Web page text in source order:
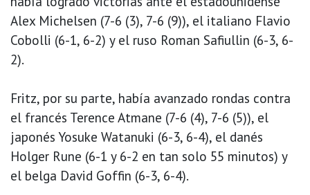
Alex Michelsen (7-6 (3), 7-6 (9)), el italiano Flavio
Cobolli (6-1, 6-2) y el ruso Roman Safiullin (6-3, 6-
2).
Fritz, por su parte, había avanzado rondas contra
el francés Terence Atmane (7-6 (4), 7-6 (5)), el
japonés Yosuke Watanuki (6-3, 6-4), el danés
Holger Rune (6-1 y 6-2 en tan solo 55 minutos) y
el belga David Goffin (6-3, 6-4).